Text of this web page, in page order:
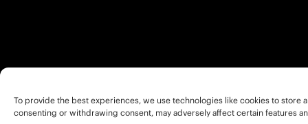
To provide the best experiences, we use technologies like cookies to
consenting or withdrawing consent, may adversely affect certain features